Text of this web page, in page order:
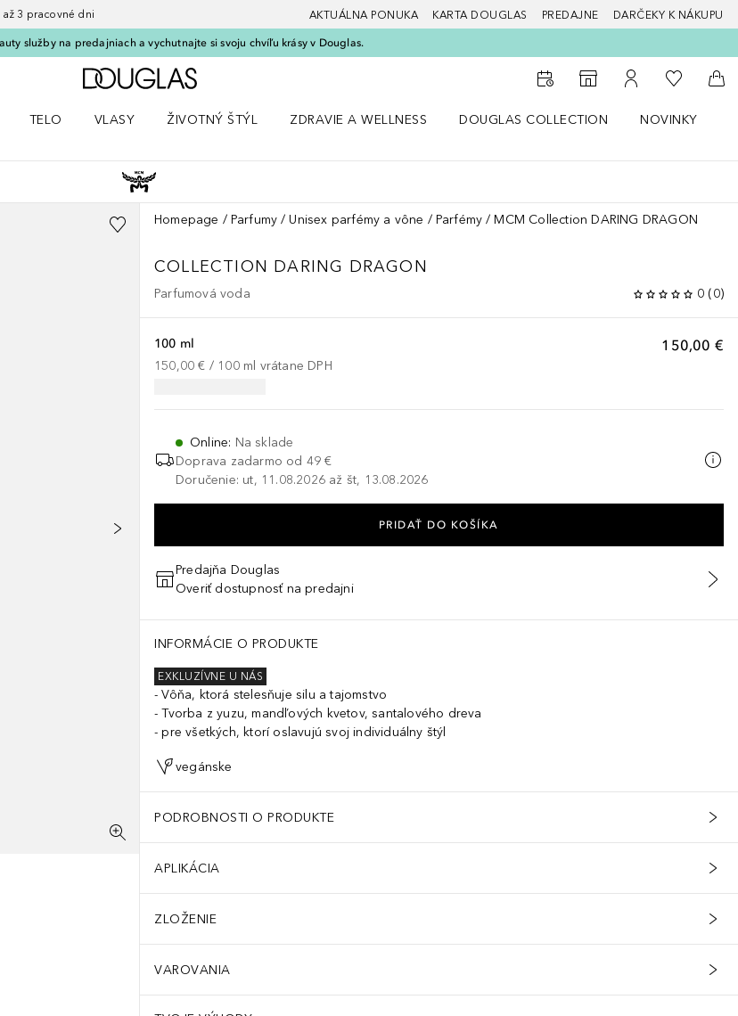
3 pracovné dni AKTUÁLNA PONUKA KARTA DOUGLAS PREDAJNE DARČEKY K NÁKUPU
služby na predajniach a vychutnajte si svoju chvíľu krásy v Douglas.
Domov
Do vyhľadávača predajní
Do môjho účtu
Do môjho
Do
TELO
VLASY
ŽIVOTNÝ ŠTÝL
ZDRAVIE A WELLNESS
DOUGLAS COLLECTION
NOVINKY
Homepage Parfumy Unisex parfémy a vône Parfémy MCM Collection DARING DRAGON
COLLECTION DARING DRAGON
Parfumová voda 0 (0)
150,00 €
100 ml
150,00 € / 100 ml vrátane DPH
Online: Na sklade
Doprava zadarmo od 49 €
Doručenie: ut, 11.08.2026 až št, 13.08.2026
PRIDAŤ DO KOŠÍKA
Predajňa Douglas
Overiť dostupnosť na predajni
INFORMÁCIE O PRODUKTE
EXKLUZÍVNE U NÁS
Vôňa, ktorá stelesňuje silu a tajomstvo
Tvorba z yuzu, mandľových kvetov, santalového dreva
pre všetkých, ktorí oslavujú svoj individuálny štýl
vegánske
PODROBNOSTI O PRODUKTE
APLIKÁCIA
ZLOŽENIE
VAROVANIA